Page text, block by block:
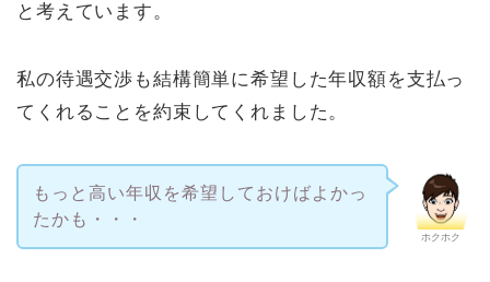
と考えています。
私の待遇交渉も結構簡単に希望した年収額を支払っ
てくれることを約束してくれました。
ホクホク
もっと高い年収を希望しておけばよかっ
たかも・・・